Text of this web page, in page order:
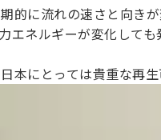
的に流れの速さと向き
エネルギーが変化して
本にとっては貴重な再